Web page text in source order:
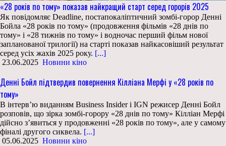
«28 років по тому» показав найкращий старт серед горорів 2025
Як повідомляє Deadline, постапокаліптичний зомбі-горор Денні
Бойла «28 років по тому» (продовження фільмів «28 днів по
тому» і «28 тижнів по тому» і водночас перший фільм нової
запланованої трилогії) на старті показав найкасовіший результат
серед усіх жахів 2025 року. [...]
23.06.2025 Новини кіно
Денні Бойл підтвердив повернення Кілліана Мерфі у «28 років по
тому»
В інтерв’ю виданням Business Insider і IGN режисер Денні Бойл
розповів, що зірка зомбі-горору «28 днів по тому» Кілліан Мерфі
дійсно з’явиться у продовженні «28 років по тому», але у самому
фіналі другого сиквела. [...]
05.06.2025 Новини кіно